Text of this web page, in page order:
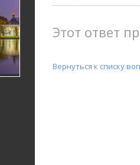
Этот ответ
Вернуться к списку